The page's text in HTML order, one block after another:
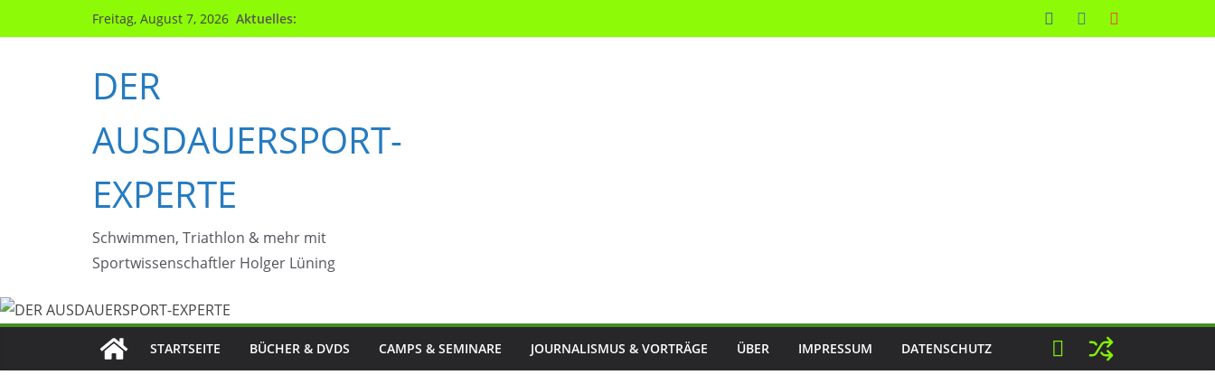
Inhalt
Freitag, August 7, 2026 Aktuelles:
DER
AUSDAUERSPORT-
EXPERTE
Schwimmen, Triathlon & mehr mit
Sportwissenschaftler Holger Lüning
STARTSEITE BÜCHER & DVDS CAMPS & SEMINARE JOURNALISMUS & VORTRÄGE ÜBER IMPRESSUM DATENSCHUTZ